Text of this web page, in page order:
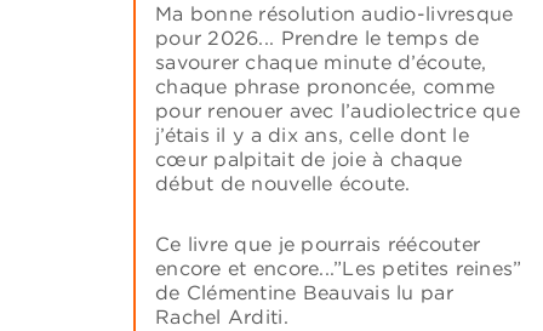
Ma bonne résolution audio-livresque
pour 2026... Prendre le temps de
savourer chaque minute d’écoute,
chaque phrase prononcée, comme
pour renouer avec l’audiolectrice que
j’étais il y a dix ans, celle dont le
cœur palpitait de joie à chaque
début de nouvelle écoute.
Ce livre que je pourrais réécouter
encore et encore...”Les petites reines”
de Clémentine Beauvais lu par
Rachel Arditi.